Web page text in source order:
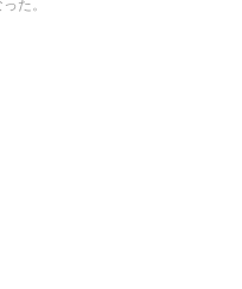
た。